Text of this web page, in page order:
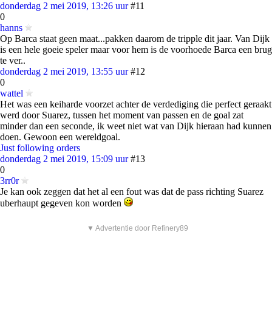
donderdag 2 mei 2019, 13:26 uur #11
0
hanns
Op Barca staat geen maat...pakken daarom de tripple dit jaar. Van Dijk
is een hele goeie speler maar voor hem is de voorhoede Barca een brug
te ver..
donderdag 2 mei 2019, 13:55 uur #12
0
wattel
Het was een keiharde voorzet achter de verdediging die perfect geraakt
werd door Suarez, tussen het moment van passen en de goal zat
minder dan een seconde, ik weet niet wat van Dijk hieraan had kunnen
doen. Gewoon een wereldgoal.
Just following orders
donderdag 2 mei 2019, 15:09 uur #13
0
3rr0r
Je kan ook zeggen dat het al een fout was dat de pass richting Suarez
uberhaupt gegeven kon worden
▼ Advertentie door Refinery89